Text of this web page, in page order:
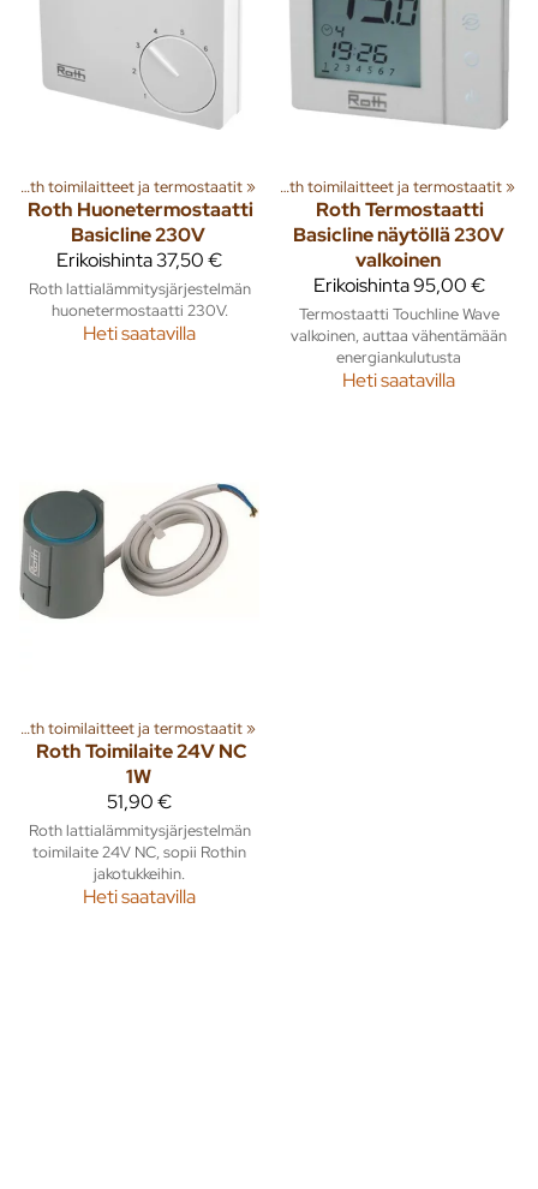
Roth toimilaitteet ja termostaatit‪»
Roth Huonetermostaatti
Basicline 230V
Erikoishinta37,50 €
Roth lattialämmitysjärjestelmän
huonetermostaatti 230V.
Heti saatavilla
ja tarvikkeet‪»Roth lattialämmitys Roth toimilaitteet ja termostaatit‪»
RothTermostaatti
Basicline näytöllä 230V
valkoinen
Erikoishinta95,00 €
Termostaatti Touchline Wave
valkoinen, auttaa vähentämään
energiankulutusta
Heti saatavilla
Roth toimilaitteet ja termostaatit‪»
Roth Toimilaite 24V NC
1W
51,90 €
Roth lattialämmitysjärjestelmän
toimilaite 24V NC, sopii Rothin
jakotukkeihin.
Heti saatavilla